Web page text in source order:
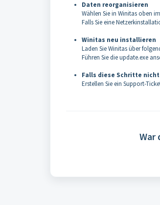
Daten reorganisieren
Wählen Sie in Winitas oben
Falls Sie eine
Winitas neu installieren
Laden Sie Winitas über
Führen Sie die update.exe
Falls diese Schritte
Erstellen Sie ein Support-
War